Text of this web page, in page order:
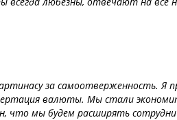
за самоотверженность.
валюты. Мы стали
что мы будем расширять